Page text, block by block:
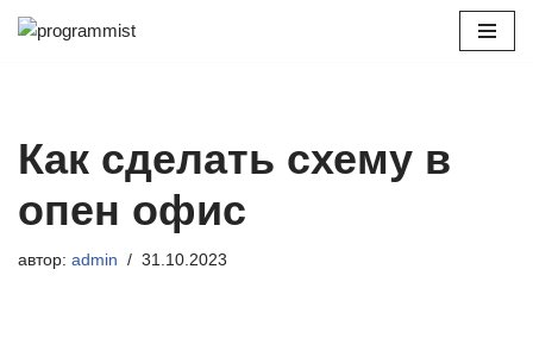
Как сделать схему в
опен офис
автор: admin 31.10.2023